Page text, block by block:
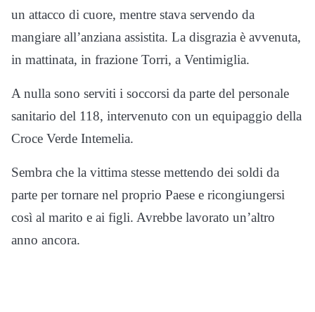
un attacco di cuore, mentre stava servendo da
mangiare all’anziana assistita. La disgrazia è avvenuta,
in mattinata, in frazione Torri, a Ventimiglia.
A nulla sono serviti i soccorsi da parte del personale
sanitario del 118, intervenuto con un equipaggio della
Croce Verde Intemelia.
Sembra che la vittima stesse mettendo dei soldi da
parte per tornare nel proprio Paese e ricongiungersi
così al marito e ai figli. Avrebbe lavorato un’altro
anno ancora.